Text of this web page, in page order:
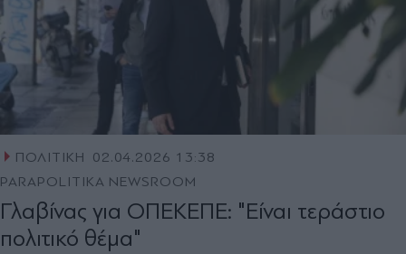
ΠΟΛΙΤΙΚΗ
02.04.2026 13:38
PARAPOLITIKA NEWSROOM
Γλαβίνας για ΟΠΕΚΕΠΕ: "Είναι τεράστιο
πολιτικό θέμα"